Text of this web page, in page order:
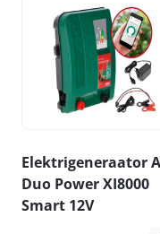
Elektrigeneraator
Duo Power XI8000
Smart 12V